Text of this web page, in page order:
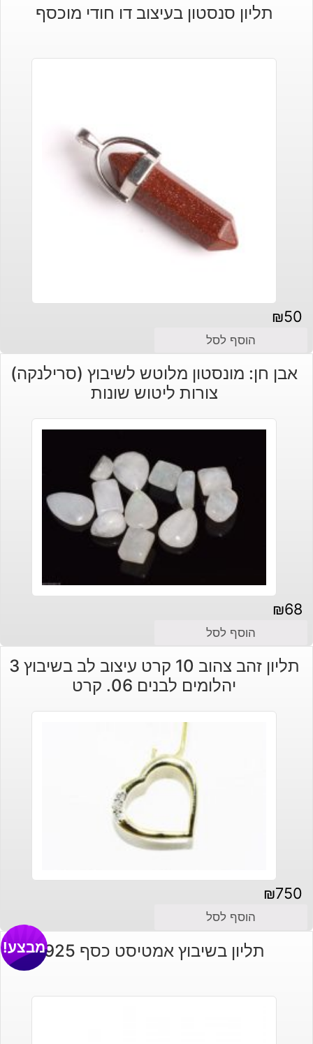
תליון סנסטון בעיצוב דו חודי מוכסף
₪50
הוסף לסל
אבן חן: מונסטון מלוטש לשיבוץ (סרילנקה)
צורות ליטוש שונות
₪68
הוסף לסל
תליון זהב צהוב 10 קרט עיצוב לב בשיבוץ 3
יהלומים לבנים 06. קרט
₪750
הוסף לסל
תליון בשיבוץ אמטיסט כסף 925 מבצע!